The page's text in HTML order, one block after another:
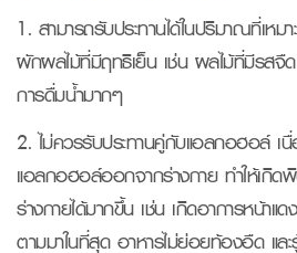
1. สามารถรับประทานได้ในปริมาณที่เหม
ผักผลไม้ที่มีฤทธิเย็น เช่น ผลไม้ที่มีรสจื
การดื่มน้ำมากๆ
2. ไม่ควรรับประทานคู่กับแอลกอฮอล์ เ
แอลกอฮอล์ออกจากร่างกาย ทำให้เกิ
ร่างกายได้มากขึ้น เช่น เกิดอาการหน้าแ
ตามมาในที่สุด อาหารไม่ย่อยท้องอืด แ